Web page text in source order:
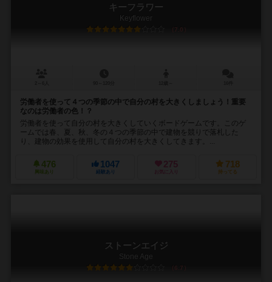
キーフラワー
Keyflower
7.0
労働者を使って４つの季節の中で自分の村を大きくしましょう！重要
なのは労働者の色！？
労働者を使って自分の村を大きくしていくボードゲームです。このゲ
ームでは春、夏、秋、冬の４つの季節の中で建物を競りで落札した
り、建物の効果を使用して自分の村を大きくしてきます。...
476
興味あり
1047
経験あり
275
お気に入り
718
持ってる
ストーンエイジ
Stone Age
6.7